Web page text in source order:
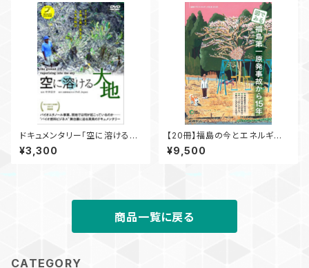
ドキュメンタリー「空に溶ける大
地」
¥3,300
【20冊】福島の今とエネルギー
の未来2026 図でみる 福島
第一原発事故から15 年【5％引
¥9,500
商品一覧に戻る
CATEGORY